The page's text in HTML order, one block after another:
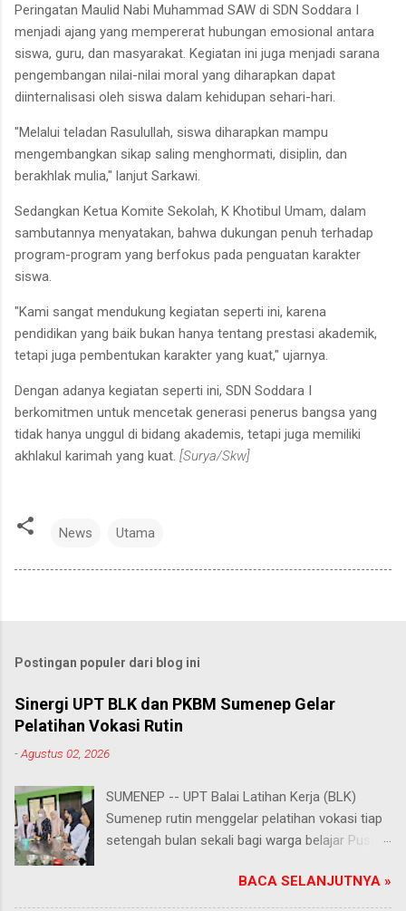
Peringatan Maulid Nabi Muhammad SAW di SDN Soddara I
menjadi ajang yang mempererat hubungan emosional antara
siswa, guru, dan masyarakat. Kegiatan ini juga menjadi sarana
pengembangan nilai-nilai moral yang diharapkan dapat
diinternalisasi oleh siswa dalam kehidupan sehari-hari.
"Melalui teladan Rasulullah, siswa diharapkan mampu
mengembangkan sikap saling menghormati, disiplin, dan
berakhlak mulia," lanjut Sarkawi.
Sedangkan Ketua Komite Sekolah, K Khotibul Umam, dalam
sambutannya menyatakan, bahwa dukungan penuh terhadap
program-program yang berfokus pada penguatan karakter
siswa.
"Kami sangat mendukung kegiatan seperti ini, karena
pendidikan yang baik bukan hanya tentang prestasi akademik,
tetapi juga pembentukan karakter yang kuat," ujarnya.
Dengan adanya kegiatan seperti ini, SDN Soddara I
berkomitmen untuk mencetak generasi penerus bangsa yang
tidak hanya unggul di bidang akademis, tetapi juga memiliki
akhlakul karimah yang kuat. [Surya/Skw]
News Utama
Postingan populer dari blog ini
Sinergi UPT BLK dan PKBM Sumenep Gelar
Pelatihan Vokasi Rutin
-Agustus 02, 2026
SUMENEP -- UPT Balai Latihan Kerja (BLK)
Sumenep rutin menggelar pelatihan vokasi tiap
setengah bulan sekali bagi warga belajar Pusat
Kabupaten Sumenep. Ahad (2/8/2026).
Program ini menawarkan berbagai pilihan
BACA SELANJUTNYA »